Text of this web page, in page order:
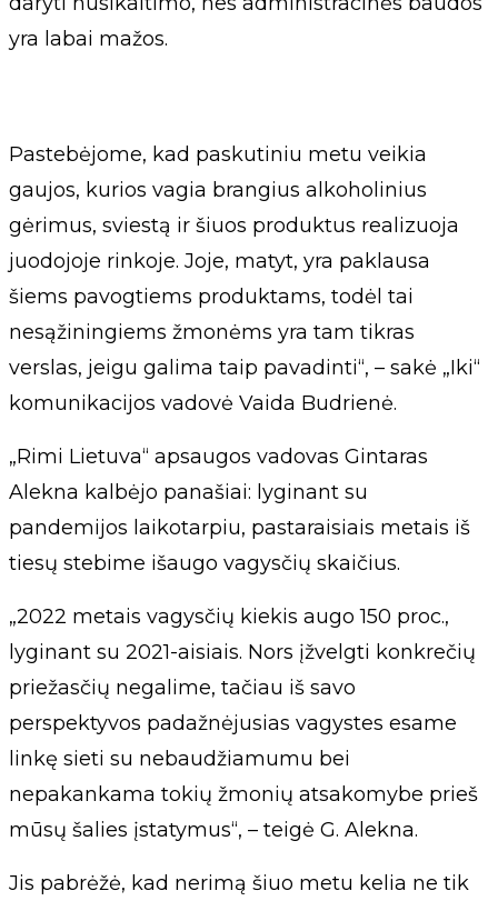
yra labai mažos.
Pastebėjome, kad paskutiniu metu veikia
gaujos, kurios vagia brangius alkoholinius
gėrimus, sviestą ir šiuos produktus realizuoja
juodojoje rinkoje. Joje, matyt, yra paklausa
šiems pavogtiems produktams, todėl tai
nesąžiningiems žmonėms yra tam tikras
verslas, jeigu galima taip pavadinti“, – sakė „Iki“
komunikacijos vadovė Vaida Budrienė.
„Rimi Lietuva“ apsaugos vadovas Gintaras
Alekna kalbėjo panašiai: lyginant su
pandemijos laikotarpiu, pastaraisiais metais iš
tiesų stebime išaugo vagysčių skaičius.
„2022 metais vagysčių kiekis augo 150 proc.,
lyginant su 2021-aisiais. Nors įžvelgti konkrečių
priežasčių negalime, tačiau iš savo
perspektyvos padažnėjusias vagystes esame
linkę sieti su nebaudžiamumu bei
nepakankama tokių žmonių atsakomybe prieš
mūsų šalies įstatymus“, – teigė G. Alekna.
Jis pabrėžė, kad nerimą šiuo metu kelia ne tik